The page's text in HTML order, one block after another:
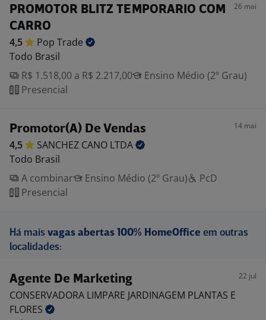
PROMOTOR BLITZ TEMPORARIO COM
CARRO
26 mai
4,5 Pop Trade
Todo Brasil
R$ 1.518,00 a R$ 2.217,00
Ensino Médio (2º Grau)
Presencial
Promotor(A) De Vendas 14 mai
4,5 SANCHEZ CANO LTDA
Todo Brasil
A combinar
Ensino Médio (2º Grau)
PcD
Presencial
Há mais vagas abertas 100% HomeOffice em outras
localidades:
Agente De Marketing 22 jul
CONSERVADORA LIMPARE JARDINAGEM PLANTAS E
FLORES